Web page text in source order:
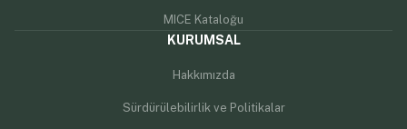
MICE Kataloğu
KURUMSAL
Hakkımızda
Sürdürülebilirlik ve Politikalar